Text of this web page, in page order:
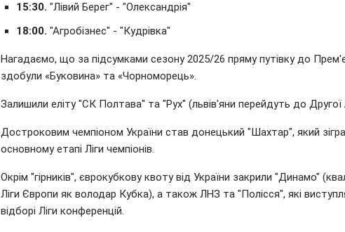
15:30. "Лівий Берег" - "Олександрія"
18:00. "Агробізнес" - "Кудрівка"
Нагадаємо, що за підсумками сезону 2025/26 пряму путівку до
здобули «Буковина» та «Чорноморець».
Залишили еліту "СК Полтава" та "Рух" (львів'яни перейдуть до Другої
Достроковим чемпіоном України став донецький "Шахтар", який
основному етапі Ліги чемпіонів.
Окрім "гірників", єврокубкову квоту від України закрили "Динамо"
Ліги Європи як володар Кубка), а також ЛНЗ та "Полісся", які
відборі Ліги конференцій.